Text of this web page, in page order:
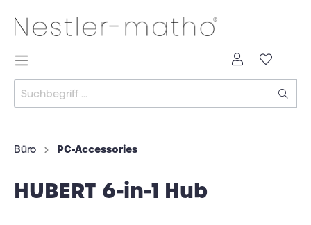
Büro PC-Accessories
HUBERT 6-in-1 Hub